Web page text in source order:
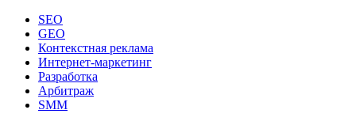
SEO
GEO
Контекстная реклама
Интернет-маркетинг
Разработка
Арбитраж
SMM